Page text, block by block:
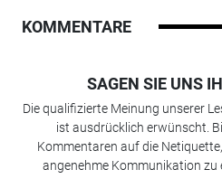
KOMMENTARE
SAGEN SIE UNS
Die qualifizierte Meinung unserer
ist ausdrücklich erwünscht.
Kommentaren auf die
angenehme Kommunikation zu